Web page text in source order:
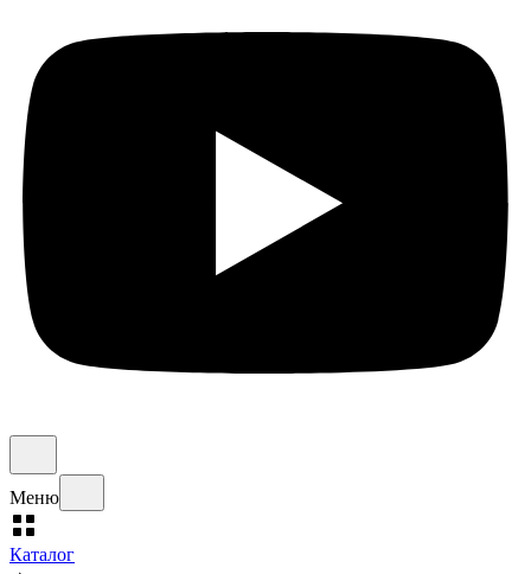
Меню
Каталог